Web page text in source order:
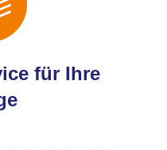
für Ihre